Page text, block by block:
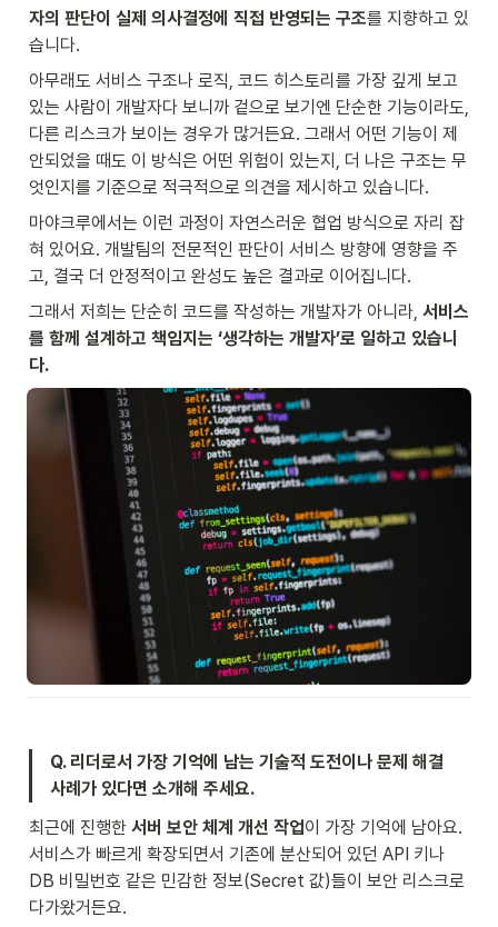
자의 판단이 실제 의사결정에 직접 반영되는 구조를 지향하고 있
습니다.
아무래도 서비스 구조나 로직, 코드 히스토리를 가장 깊게 보고
있는 사람이 개발자다 보니까 겉으로 보기엔 단순한 기능이라도,
다른 리스크가 보이는 경우가 많거든요. 그래서 어떤 기능이 제
안되었을 때도 이 방식은 어떤 위험이 있는지, 더 나은 구조는 무
엇인지를 기준으로 적극적으로 의견을 제시하고 있습니다.
마야크루에서는 이런 과정이 자연스러운 협업 방식으로 자리 잡
혀 있어요. 개발팀의 전문적인 판단이 서비스 방향에 영향을 주
고, 결국 더 안정적이고 완성도 높은 결과로 이어집니다.
그래서 저희는 단순히 코드를 작성하는 개발자가 아니라, 서비스
를 함께 설계하고 책임지는 ‘생각하는 개발자’로 일하고 있습니
다.
Q. 리더로서 가장 기억에 남는 기술적 도전이나 문제 해결
사례가 있다면 소개해 주세요.
최근에 진행한 서버 보안 체계 개선 작업이 가장 기억에 남아요.
서비스가 빠르게 확장되면서 기존에 분산되어 있던 API 키나
DB 비밀번호 같은 민감한 정보(Secret 값)들이 보안 리스크로
다가왔거든요.